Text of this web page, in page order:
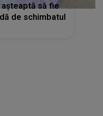
așteaptă să fie
de schimbatul